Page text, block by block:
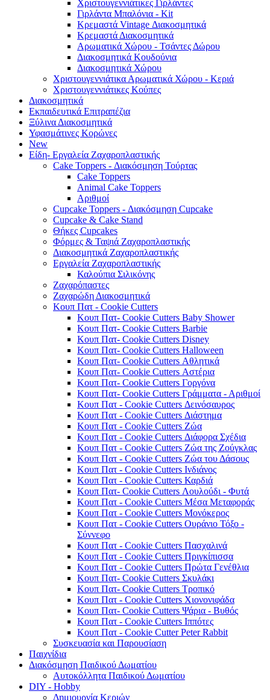
Χριστουγεννιάτικες Γιρλάντες
Γιρλάντα Μπαλόνια - Kit
Κρεμαστά Vintage Διακοσμητικά
Κρεμαστά Διακοσμητικά
Αρωματικά Χώρου - Τσάντες Δώρου
Διακοσμητικά Κουδούνια
Διακοσμητικά Χώρου
Χριστουγεννιάτικα Αρωματικά Χώρου - Κεριά
Χριστουγεννιάτικες Κούπες
Διακοσμητικά
Εκπαιδευτικά Επιτραπέζια
Ξύλινα Διακοσμητικά
Υφασμάτινες Κορώνες
New
Είδη- Εργαλεία Ζαχαροπλαστικής
Cake Toppers - Διακόσμηση Τούρτας
Cake Toppers
Animal Cake Toppers
Αριθμοί
Cupcake Toppers - Διακόσμηση Cupcake
Cupcake & Cake Stand
Θήκες Cupcakes
Φόρμες & Ταψιά Ζαχαροπλαστικής
Διακοσμητικά Ζαχαροπλαστικής
Εργαλεία Ζαχαροπλαστικής
Καλούπια Σιλικόνης
Ζαχαρόπαστες
Ζαχαρώδη Διακοσμητικά
Κουπ Πατ - Cookie Cutters
Κουπ Πατ- Cookie Cutters Baby Shower
Κουπ Πατ- Cookie Cutters Barbie
Κουπ Πατ- Cookie Cutters Disney
Κουπ Πατ- Cookie Cutters Halloween
Κουπ Πατ- Cookie Cutters Αθλητικά
Κουπ Πατ- Cookie Cutters Αστέρια
Κουπ Πατ- Cookie Cutters Γοργόνα
Κουπ Πατ- Cookie Cutters Γράμματα - Αριθμοί
Κουπ Πατ - Cookie Cutters Δεινόσαυρος
Κουπ Πατ - Cookie Cutters Διάστημα
Κουπ Πατ - Cookie Cutters Ζώα
Κουπ Πατ - Cookie Cutters Διάφορα Σχέδια
Κουπ Πατ - Cookie Cutters Ζώα της Ζούγκλας
Κουπ Πατ - Cookie Cutters Ζώα του Δάσους
Κουπ Πατ - Cookie Cutters Ινδιάνος
Κουπ Πατ - Cookie Cutters Καρδιά
Κουπ Πατ- Cookie Cutters Λουλούδι - Φυτά
Κουπ Πατ - Cookie Cutters Μέσα Μεταφοράς
Κουπ Πατ - Cookie Cutters Μονόκερος
Κουπ Πατ - Cookie Cutters Ουράνιο Τόξο -
Σύννεφο
Κουπ Πατ - Cookie Cutters Πασχαλινά
Κουπ Πατ - Cookie Cutters Πριγκίπισσα
Κουπ Πατ - Cookie Cutters Πρώτα Γενέθλια
Κουπ Πατ- Cookie Cutters Σκυλάκι
Κουπ Πατ- Cookie Cutters Τροπικό
Κουπ Πατ - Cookie Cutters Χιονονιφάδα
Κουπ Πατ- Cookie Cutters Ψάρια - Βυθός
Κουπ Πατ - Cookie Cutters Ιππότες
Κουπ Πατ - Cookie Cutter Peter Rabbit
Συσκευασία και Παρουσίαση
Παιχνίδια
Διακόσμηση Παιδικού Δωματίου
Αυτοκόλλητα Παιδικού Δωματίου
DIY - Hobby
Δημιουργία Κεριών